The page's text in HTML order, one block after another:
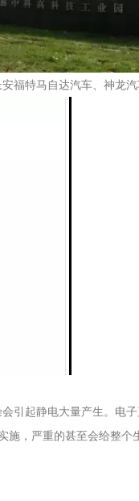
特马自达汽车、神龙
起静电大量产生。电
，严重的甚至会给整个